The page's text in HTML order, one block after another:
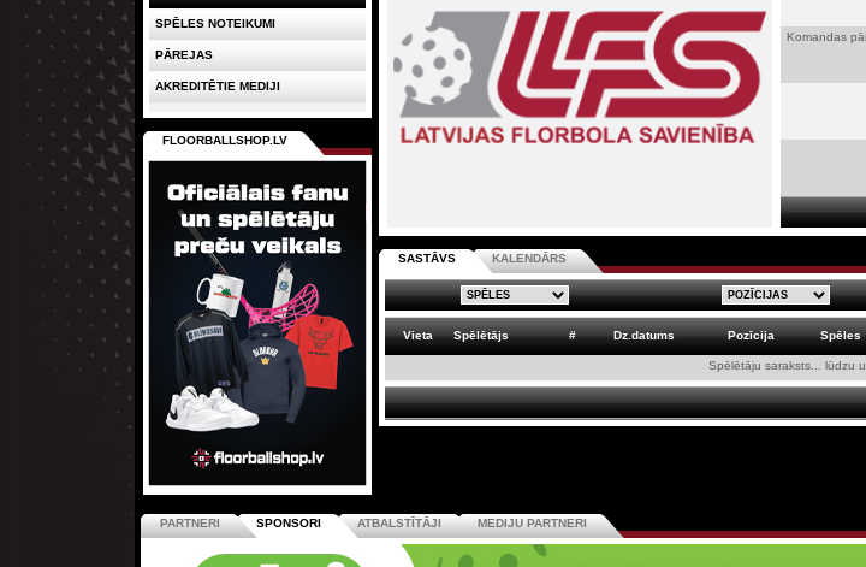
Komandas
SASTĀVS KALENDĀRS
Vieta Spēlētājs # Dz.datums Pozīcija Spēles
Spēlētāju saraksts... lūdzu
SPĒLES NOTEIKUMI
PĀREJAS
AKREDITĒTIE MEDIJI
FLOORBALLSHOP.LV
PARTNERI SPONSORI ATBALSTĪTĀJI MEDIJU PARTNERI